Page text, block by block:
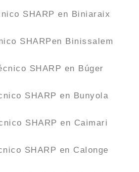
SHARP en Biniaraix
SHARPen Binissalem
SHARP en Búger
SHARP en Bunyola
SHARP en Caimari
SHARP en Calonge